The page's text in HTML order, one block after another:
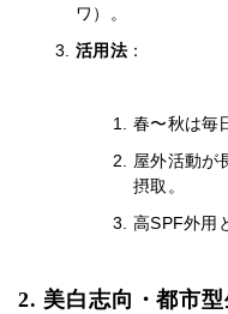
ワ）。
活用法：
春〜秋は毎
屋外活動が
摂取。
高SPF外用
2. 美白志向・都市